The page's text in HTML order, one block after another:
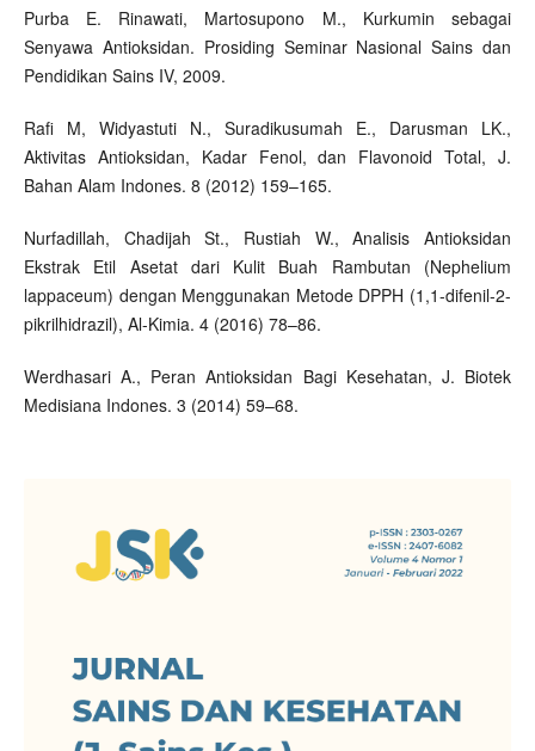
Purba E. Rinawati, Martosupono M., Kurkumin sebagai
Senyawa Antioksidan. Prosiding Seminar Nasional Sains dan
Pendidikan Sains IV, 2009.
Rafi M, Widyastuti N., Suradikusumah E., Darusman LK.,
Aktivitas Antioksidan, Kadar Fenol, dan Flavonoid Total, J.
Bahan Alam Indones. 8 (2012) 159–165.
Nurfadillah, Chadijah St., Rustiah W., Analisis Antioksidan
Ekstrak Etil Asetat dari Kulit Buah Rambutan (Nephelium
lappaceum) dengan Menggunakan Metode DPPH (1,1-difenil-2-
pikrilhidrazil), Al-Kimia. 4 (2016) 78–86.
Werdhasari A., Peran Antioksidan Bagi Kesehatan, J. Biotek
Medisiana Indones. 3 (2014) 59–68.